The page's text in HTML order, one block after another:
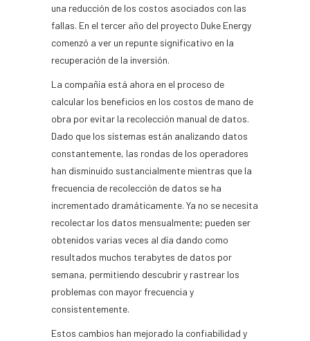
una reducción de los costos asociados con las
fallas. En el tercer año del proyecto Duke Energy
comenzó a ver un repunte significativo en la
recuperación de la inversión.
La compañía está ahora en el proceso de
calcular los beneficios en los costos de mano de
obra por evitar la recolección manual de datos.
Dado que los sistemas están analizando datos
constantemente, las rondas de los operadores
han disminuido sustancialmente mientras que la
frecuencia de recolección de datos se ha
incrementado dramáticamente. Ya no se necesita
recolectar los datos mensualmente; pueden ser
obtenidos varias veces al día dando como
resultados muchos terabytes de datos por
semana, permitiendo descubrir y rastrear los
problemas con mayor frecuencia y
consistentemente.
Estos cambios han mejorado la confiabilidad y